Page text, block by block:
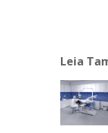
Leia